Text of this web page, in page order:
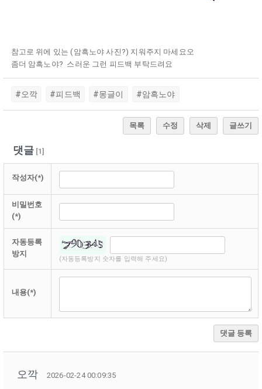
참고로 위에 있는 (암흑노야 사진?) 지워주지 마세요오
좀더 암흑노야? 스러운 그런 피드백 부탁드려요
#오깍 #피드백 #몽글이 #암흑노야
목록 수정 삭제 글쓰기
댓글[1]
작성자(*)
비밀번호
(*)
자동등록
방지
(자동등록방지 숫자를 입력해 주세요)
내용(*)
댓글 등록
오깍 2026-02-24 00:09:35